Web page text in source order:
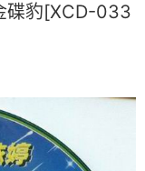
碟豹[XCD-033